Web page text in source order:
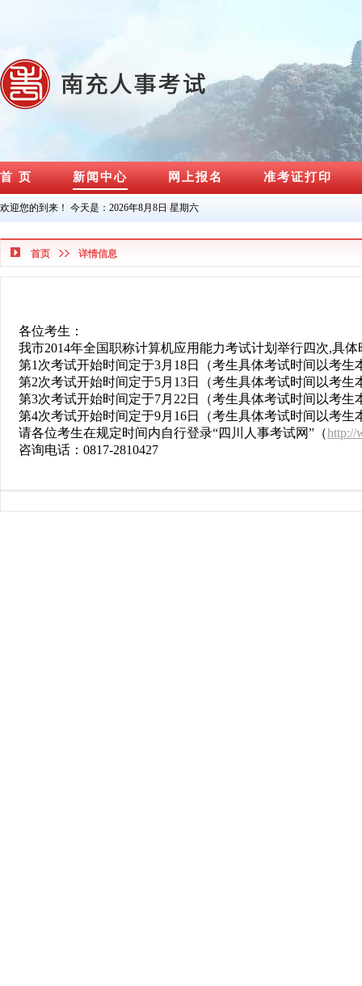
首 页 新闻中心 网上报名 准考证打印
欢迎您的到来！ 今天是： 2026年8月8日 星期六
首页 详情信息
各位考生：
我市2014年全国职称计算机应用能力考试计划举行四次,具体
第1次考试开始时间定于3月18日（考生具体考试时间以考
第2次考试开始时间定于5月13日（考生具体考试时间以考
第3次考试开始时间定于7月22日（考生具体考试时间以考
第4次考试开始时间定于9月 16日（考生具体考试时间以考
请各位考生在规定时间内自行登录“四川人事考试网”（http://
咨询电话： 0817-2810427